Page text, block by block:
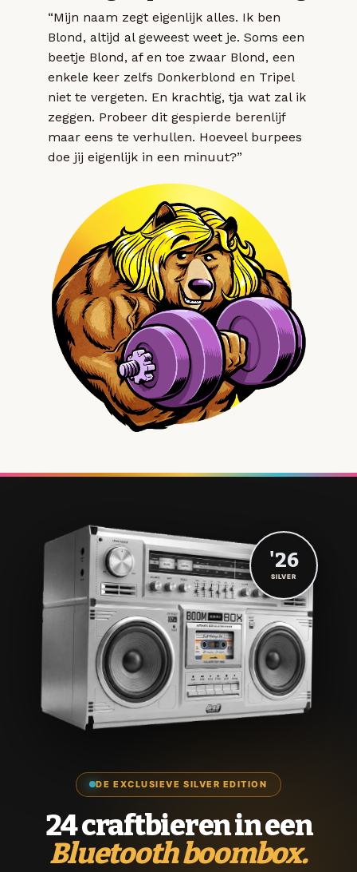
“Mijn naam zegt eigenlijk alles. Ik ben
Blond, altijd al geweest weet je. Soms een
beetje Blond, af en toe zwaar Blond, een
enkele keer zelfs Donkerblond en Tripel
niet te vergeten. En krachtig, tja wat zal ik
zeggen. Probeer dit gespierde berenlijf
maar eens te verhullen. Hoeveel burpees
doe jij eigenlijk in een minuut?”
DE EXCLUSIEVE SILVER EDITION
24 craftbieren in een
Bluetooth boombox.
'26
SILVER